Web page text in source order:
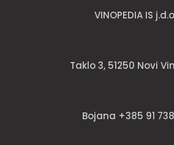
VINOPEDIA IS
Taklo 3, 51250 Novi
Bojana +385 91